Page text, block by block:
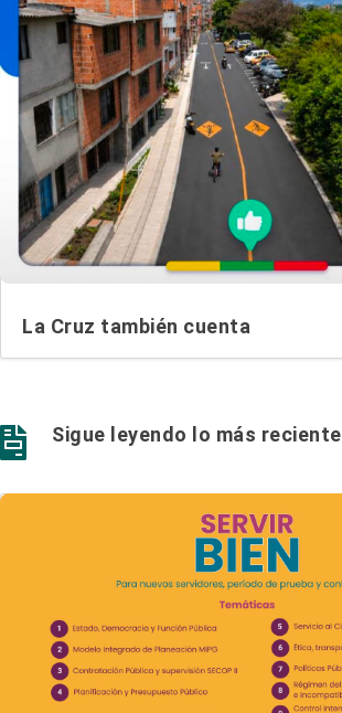
La Cruz también cuenta
 Sigue leyendo lo más reciente